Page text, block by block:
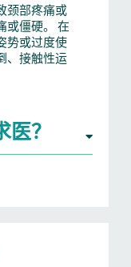
颈部疼痛或
或僵硬。 在
势或过度使
、接触性运
？